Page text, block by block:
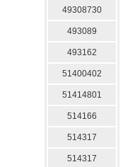
49308730
493089
493162
51400402
51414801
514166
514317
514317